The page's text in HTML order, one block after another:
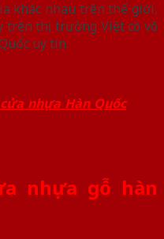
khác nhau trên thế giới,
trên thị trường Việt có vô
uy tín.
nhựa Hàn Quốc
nhựa gỗ hàn